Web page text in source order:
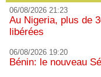
06/08/2026 21:23
Au Nigeria, plus de
libérées
06/08/2026 19:20
Bénin: le nouveau